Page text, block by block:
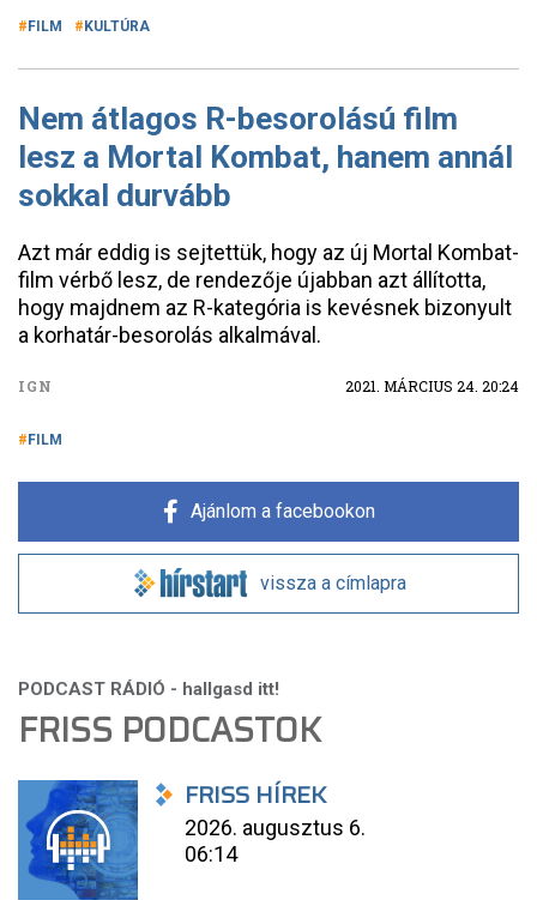
FILM KULTÚRA
Nem átlagos R-besorolású film
lesz a Mortal Kombat, hanem annál
sokkal durvább
Azt már eddig is sejtettük, hogy az új Mortal Kombat-
film vérbő lesz, de rendezője újabban azt állította,
hogy majdnem az R-kategória is kevésnek bizonyult
a korhatár-besorolás alkalmával.
IGN 2021. MÁRCIUS 24. 20:24
FILM
Ajánlom a facebookon
vissza a címlapra
FRISS PODCASTOK
FRISS HÍREK
2026. augusztus 6.
06:14